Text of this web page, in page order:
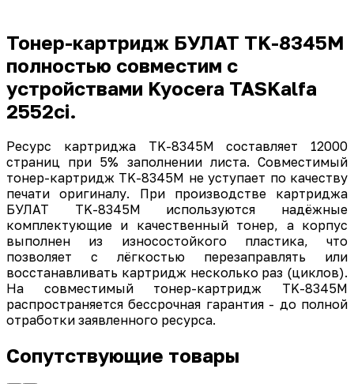
Тонер-картридж БУЛАТ TK-8345M
полностью совместим с
устройствами Kyocera TASKalfa
2552ci.
Ресурс картриджа TK-8345M составляет 12000
страниц при 5% заполнении листа. Совместимый
тонер-картридж TK-8345M не уступает по качеству
печати оригиналу. При производстве картриджа
БУЛАТ TK-8345M используются надёжные
комплектующие и качественный тонер, а корпус
выполнен из износостойкого пластика, что
позволяет с лёгкостью перезаправлять или
восстанавливать картридж несколько раз (циклов).
На совместимый тонер-картридж TK-8345M
распространяется бессрочная гарантия - до полной
отработки заявленного ресурса.
Сопутствующие товары